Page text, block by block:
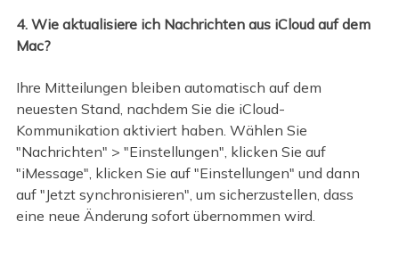
4. Wie aktualisiere ich Nachrichten aus iCloud auf dem
Mac?
Ihre Mitteilungen bleiben automatisch auf dem
neuesten Stand, nachdem Sie die iCloud-
Kommunikation aktiviert haben. Wählen Sie
"Nachrichten" > "Einstellungen", klicken Sie auf
"iMessage", klicken Sie auf "Einstellungen" und dann
auf "Jetzt synchronisieren", um sicherzustellen, dass
eine neue Änderung sofort übernommen wird.